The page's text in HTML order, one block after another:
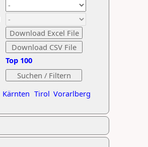
Kärnten Tirol Vorarlberg
Top 100